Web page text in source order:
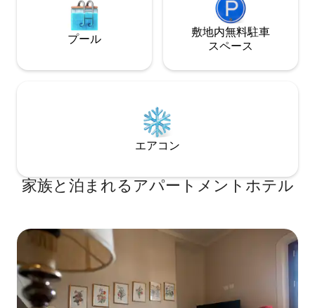
プール
敷地内無料駐⁠車
ス⁠ペ⁠ー⁠ス
エアコン
家族と泊まれるアパートメントホテル